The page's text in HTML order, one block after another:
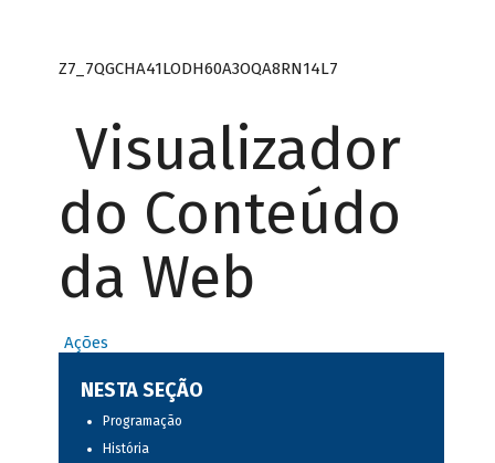
Z7_7QGCHA41LODH60A3OQA8RN14L7
Visualizador
do Conteúdo
da Web
Ações
NESTA SEÇÃO
Programação
História